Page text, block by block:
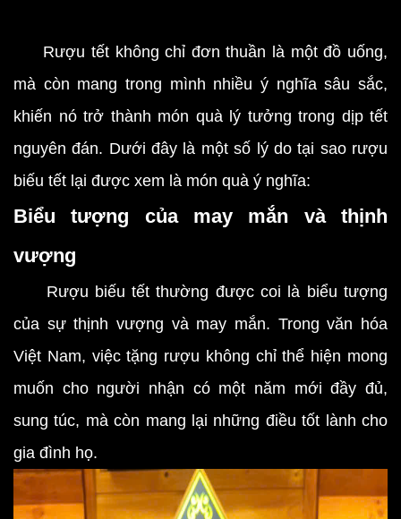
Rượu tết không chỉ đơn thuần là một đồ uống,
mà còn mang trong mình nhiều ý nghĩa sâu sắc,
khiến nó trở thành món quà lý tưởng trong dịp tết
nguyên đán. Dưới đây là một số lý do tại sao rượu
biếu tết lại được xem là món quà ý nghĩa:
Biểu tượng của may mắn và thịnh
vượng
Rượu biếu tết thường được coi là biểu tượng
của sự thịnh vượng và may mắn. Trong văn hóa
Việt Nam, việc tặng rượu không chỉ thể hiện mong
muốn cho người nhận có một năm mới đầy đủ,
sung túc, mà còn mang lại những điều tốt lành cho
gia đình họ.